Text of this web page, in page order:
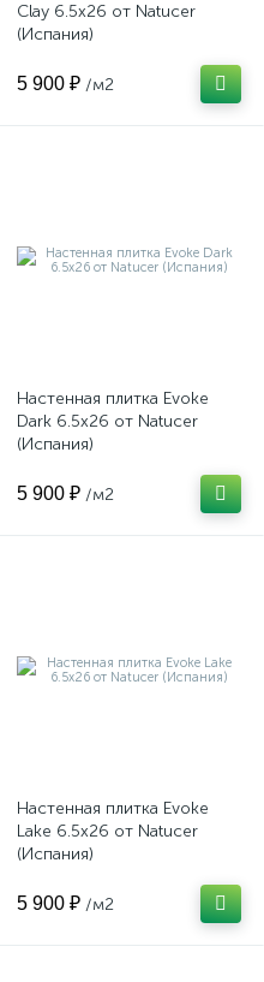
Clay 6.5x26 от Natucer
(Испания)
5 900 ₽ /м2
Настенная плитка Evoke
Dark 6.5x26 от Natucer
(Испания)
5 900 ₽ /м2
Настенная плитка Evoke
Lake 6.5x26 от Natucer
(Испания)
5 900 ₽ /м2